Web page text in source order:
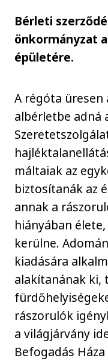
Bérleti
önkormányzat
épületére.
A régóta
albérletbe adná
máltaiak az
biztosítanák az
annak a
hiányában
kerülne.
kiadására
alakítanának ki,
rászorulók
a világjárvány
Befogadás